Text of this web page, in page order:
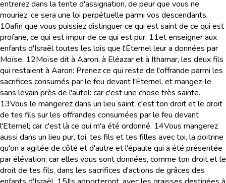
entrerez dans la tente d'assignation, de peur que vous ne
mouriez: ce sera une loi perpétuelle parmi vos descendants,
10afin que vous puissiez distinguer ce qui est saint de ce qui est
profane, ce qui est impur de ce qui est pur, 11et enseigner aux
enfants d'Israël toutes les lois que l'Eternel leur a données par
Moïse. 12Moïse dit à Aaron, à Eléazar et à Ithamar, les deux fils
qui restaient à Aaron: Prenez ce qui reste de l'offrande parmi les
sacrifices consumés par le feu devant l'Eternel, et mangez-le
sans levain près de l'autel: car c'est une chose très sainte.
13Vous le mangerez dans un lieu saint; c'est ton droit et le droit
de tes fils sur les offrandes consumées par le feu devant
l'Eternel; car c'est là ce qui m'a été ordonné. 14Vous mangerez
aussi dans un lieu pur, toi, tes fils et tes filles avec toi, la poitrine
qu'on a agitée de côté et d'autre et l'épaule qui a été présentée
par élévation; car elles vous sont données, comme ton droit et le
droit de tes fils, dans les sacrifices d'actions de grâces des